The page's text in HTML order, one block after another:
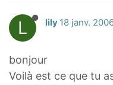
L lily 18 janv.
bonjour
Voilà est ce que tu